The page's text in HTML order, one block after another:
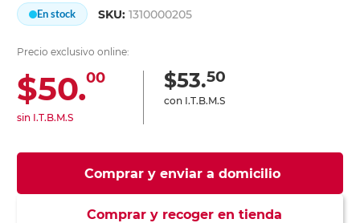
En stock SKU:1310000205
Precio exclusivo online:
$50.00
sin I.T.B.M.S
$53.50
con I.T.B.M.S
Comprar y enviar a domicilio
Comprar y recoger en tienda